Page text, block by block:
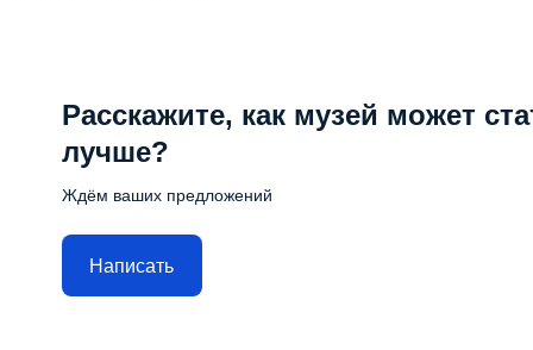
Расскажите, как музей может
лучше?
Ждём ваших предложений
Написать